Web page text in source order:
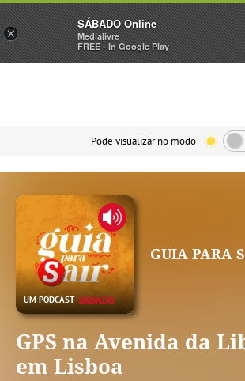
Sábado Assine
Pode visualizar no modo
GUIA PARA
GPS na Avenida da
em Lisboa
×
SÁBADO Online
Medialivre
FREE - In Google Play